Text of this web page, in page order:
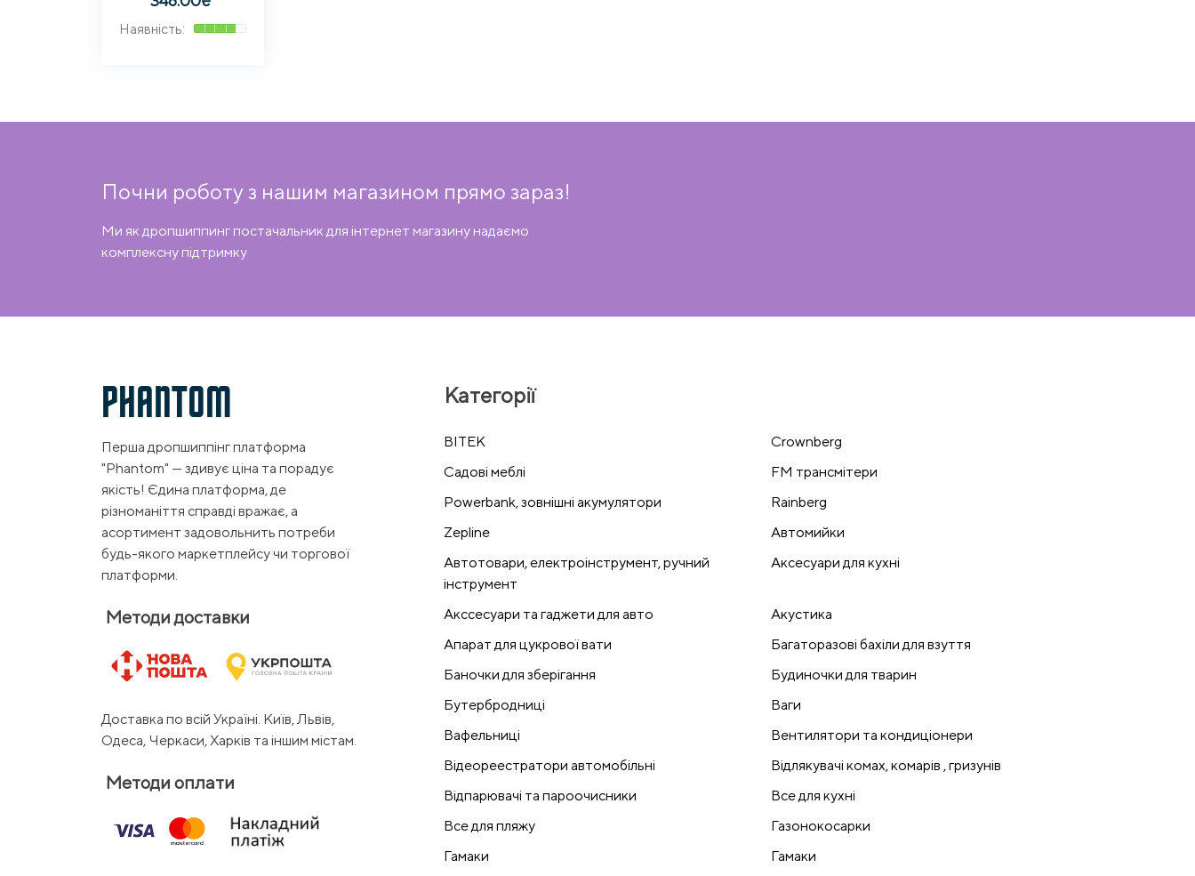
Почни роботу з нашим магазином прямо зараз!
Ми як дропшиппинг постачальник для інтернет магазину надаємо
комплексну підтримку
PHANTOM
Перша дропшиппінг платформа
"Phantom" — здивує ціна та порадує
якість! Єдина платформа, де
різноманіття справді вражає, а
асортимент задовольнить потреби
будь-якого маркетплейсу чи торгової
платформи.
Методи доставки
Доставка по всій Україні. Київ, Львів,
Одеса, Черкаси, Харків та іншим містам.
Методи оплати
Категорії
BITEK
Crownberg
Cадові меблі
FM трансмітери
Powerbank, зовнішні акумулятори
Rainberg
Zepline
Автомийки
Автотовари, електроінструмент, ручний
інструмент
Аксесуари для кухні
Акссесуари та гаджети для авто
Акустика
Апарат для цукрової вати
Багаторазові бахіли для взуття
Баночки для зберігання
Будиночки для тварин
Бутербродниці
Ваги
Вафельниці
Вентилятори та кондиціонери
Відеореестратори автомобільні
Відлякувачі комах, комарів , гризунів
Відпарювачі та пароочисники
Все для кухні
Все для пляжу
Газонокосарки
Гамаки
Гамаки